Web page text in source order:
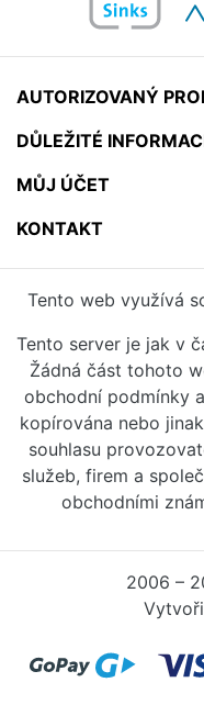
AUTORIZOVANÝ
DŮLEŽITÉ
MŮJ ÚČET
KONTAKT
Tento web využívá
Tento server je jak v
Žádná část tohoto
obchodní podmínky
kopírována nebo
souhlasu
služeb, firem a
obchodními
2006 –